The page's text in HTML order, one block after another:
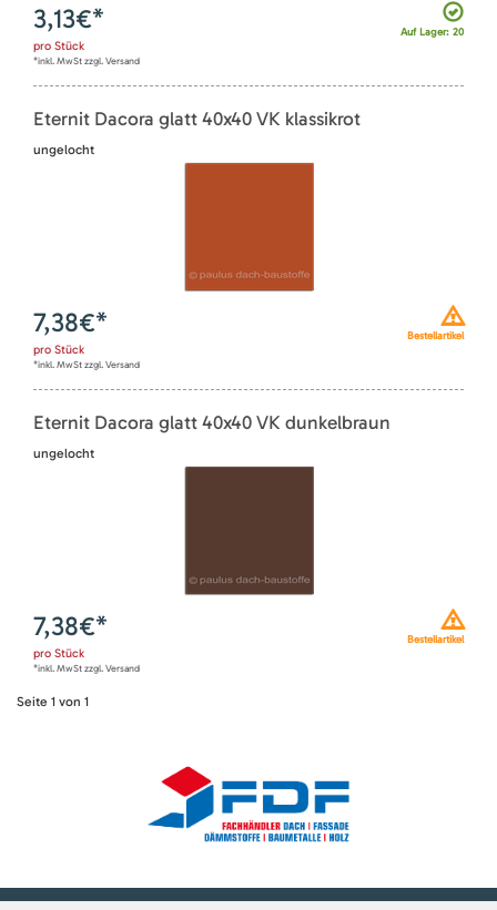
Auf Lager: 20
3,13€*
pro Stück
*inkl. MwSt zzgl. Versand
Eternit Dacora glatt 40x40 VK klassikrot
ungelocht
Bestellartikel
7,38€*
pro Stück
*inkl. MwSt zzgl. Versand
Eternit Dacora glatt 40x40 VK dunkelbraun
ungelocht
Bestellartikel
7,38€*
pro Stück
*inkl. MwSt zzgl. Versand
Seite 1 von 1